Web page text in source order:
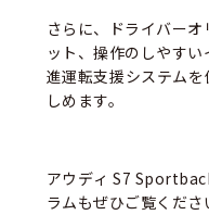
さらに、ドライバー
ット、操作のしやす
進運転支援システム
しめます。
アウディ S7
ラムもぜひご覧くださ